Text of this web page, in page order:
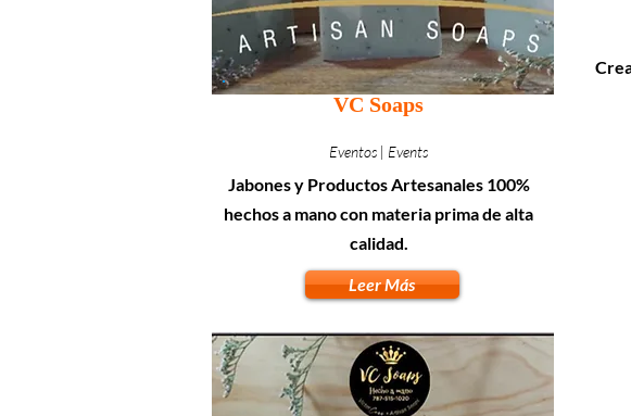
VC Soaps
Eventos | Events
Jabones y Productos Artesanales 100%
hechos a mano con materia prima de alta
calidad.
Leer Más